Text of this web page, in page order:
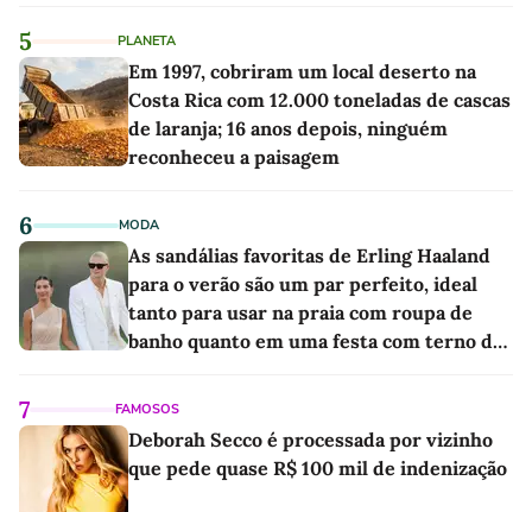
5 PLANETA
Em 1997, cobriram um local deserto na
Costa Rica com 12.000 toneladas de cascas
de laranja; 16 anos depois, ninguém
reconheceu a paisagem
6 MODA
As sandálias favoritas de Erling Haaland
para o verão são um par perfeito, ideal
tanto para usar na praia com roupa de
banho quanto em uma festa com terno de
7 FAMOSOS
Deborah Secco é processada por vizinho
que pede quase R$ 100 mil de indenização